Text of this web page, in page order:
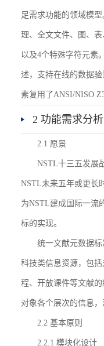
足需求功能的领域模
理、全文文件、图、
以及4个特殊字符元素
述，支持在线的数据
素复用了ANSI/NISO
2 功能需求分析
2.1 愿景
NSTL十三五发展
NSTL未来五年或更长
为NSTL建成国际一流
标的实现。
统一文献元数据
科技类信息资源，包
程、开放课件等文献
对象各个层次的信息
2.2 基本原则
2.2.1 模块化设计